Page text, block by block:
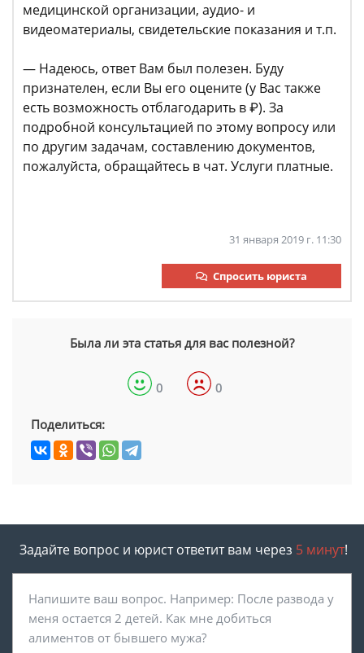
медицинской организации, аудио- и
видеоматериалы, свидетельские показания и т.п.
— Надеюсь, ответ Вам был полезен. Буду
признателен, если Вы его оцените (у Вас также
есть возможность отблагодарить в ₽). За
подробной консультацией по этому вопросу или
по другим задачам, составлению документов,
пожалуйста, обращайтесь в чат. Услуги платные.
31 января 2019 г. 11:30
Спросить юриста
Была ли эта статья для вас полезной?
0 0
Поделиться:
Задайте вопрос и юрист ответит вам через 5 минут!